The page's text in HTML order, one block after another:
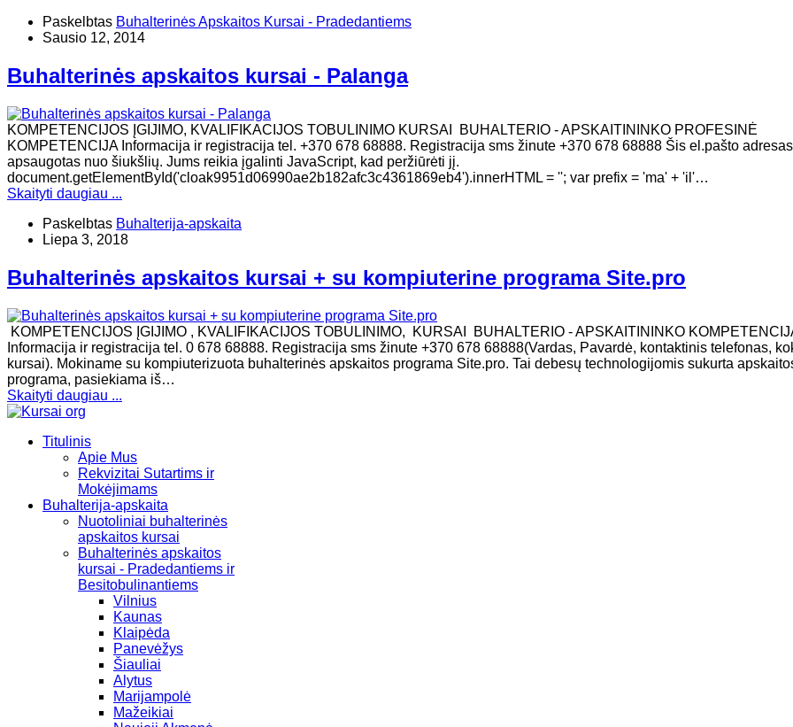
Paskelbtas Buhalterinės Apskaitos Kursai - Pradedantiems
Sausio 12, 2014
Buhalterinės apskaitos kursai - Palanga
KOMPETENCIJOS ĮGIJIMO, KVALIFIKACIJOS TOBULINIMO KURSAI BUHALTERIO - APSKAITININKO PROFESINĖ
KOMPETENCIJA Informacija ir registracija tel. +370 678 68888. Registracija sms žinute +370 678 68888 Šis el.pašto
apsaugotas nuo šiukšlių. Jums reikia įgalinti JavaScript, kad peržiūrėti jį.
document.getElementById('cloak9951d06990ae2b182afc3c4361869eb4').innerHTML = ''; var prefix = 'ma' + 'il'…
Skaityti daugiau ...
Paskelbtas Buhalterija-apskaita
Liepa 3, 2018
Buhalterinės apskaitos kursai + su kompiuterine programa Site.pro
KOMPETENCIJOS ĮGIJIMO , KVALIFIKACIJOS TOBULINIMO, KURSAI BUHALTERIO - APSKAITININKO
Informacija ir registracija tel. 0 678 68888. Registracija sms žinute +370 678 68888(Vardas, Pavardė, kontaktinis telefonas,
kursai). Mokiname su kompiuterizuota buhalterinės apskaitos programa Site.pro. Tai debesų technologijomis sukurta
programa, pasiekiama iš…
Skaityti daugiau ...
Titulinis
Apie Mus
Rekvizitai Sutartims ir
Mokėjimams
Buhalterija-apskaita
Nuotoliniai buhalterinės
apskaitos kursai
Buhalterinės apskaitos
kursai - Pradedantiems ir
Besitobulinantiems
Vilnius
Kaunas
Klaipėda
Panevėžys
Šiauliai
Alytus
Marijampolė
Mažeikiai